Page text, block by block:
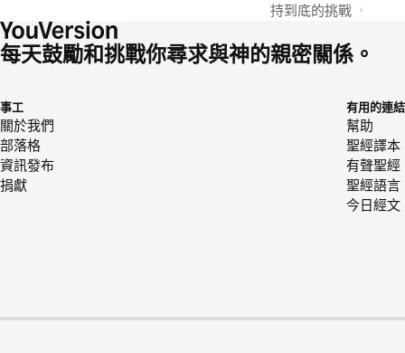
持到底的挑戰（9 之 6
每天鼓勵和挑戰你尋求與神的親密關係。
事工
關於我們
部落格
資訊發布
捐獻
有用的連結
幫助
聖經譯本
有聲聖經
聖經語言
今日經文